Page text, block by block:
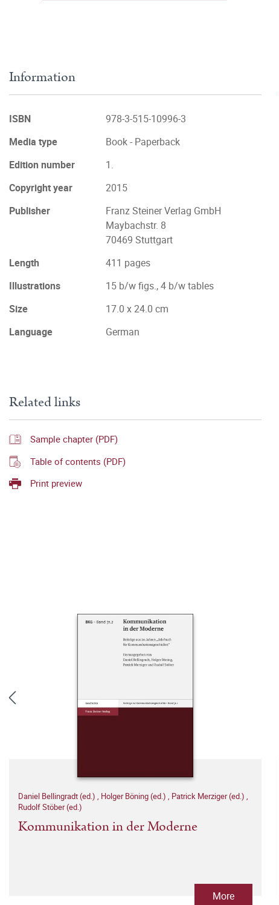
Information
ISBN
978-3-515-10996-3
Media type
Book - Paperback
Edition number
1.
Copyright year
2015
Publisher
Franz Steiner Verlag GmbH
Maybachstr. 8
70469 Stuttgart
Length
411 pages
Illustrations
15 b/w figs., 4 b/w tables
Size
17.0 x 24.0 cm
Language
German
Related links
Sample chapter (PDF)
Table of contents (PDF)
Print preview
Daniel Bellingradt (ed.) , Holger Böning (ed.) , Patrick Merziger (ed.) ,
Rudolf Stöber (ed.)
Kommunikation in der Moderne
More